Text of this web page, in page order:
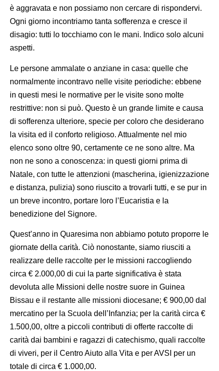
è aggravata e non possiamo non cercare di rispondervi.
Ogni giorno incontriamo tanta sofferenza e cresce il
disagio: tutti lo tocchiamo con le mani. Indico solo alcuni
aspetti.
Le persone ammalate o anziane in casa: quelle che
normalmente incontravo nelle visite periodiche: ebbene
in questi mesi le normative per le visite sono molte
restrittive: non si può. Questo è un grande limite e causa
di sofferenza ulteriore, specie per coloro che desiderano
la visita ed il conforto religioso. Attualmente nel mio
elenco sono oltre 90, certamente ce ne sono altre. Ma
non ne sono a conoscenza: in questi giorni prima di
Natale, con tutte le attenzioni (mascherina, igienizzazione
e distanza, pulizia) sono riuscito a trovarli tutti, e se pur in
un breve incontro, portare loro l’Eucaristia e la
benedizione del Signore.
Quest’anno in Quaresima non abbiamo potuto proporre le
giornate della carità. Ciò nonostante, siamo riusciti a
realizzare delle raccolte per le missioni raccogliendo
circa € 2.000,00 di cui la parte significativa è stata
devoluta alle Missioni delle nostre suore in Guinea
Bissau e il restante alle missioni diocesane; € 900,00 dal
mercatino per la Scuola dell’Infanzia; per la carità circa €
1.500,00, oltre a piccoli contributi di offerte raccolte di
carità dai bambini e ragazzi di catechismo, quali raccolte
di viveri, per il Centro Aiuto alla Vita e per AVSI per un
totale di circa € 1.000,00.